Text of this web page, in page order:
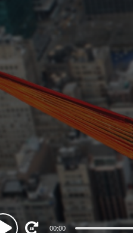
00:00